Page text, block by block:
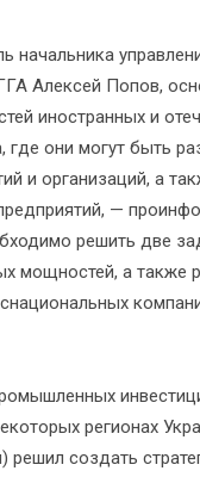
начальника
Алексей Попов,
иностранных и
где они могут быть
и организаций, а
—
решить две
мощностей, а также
регионах
решил создать